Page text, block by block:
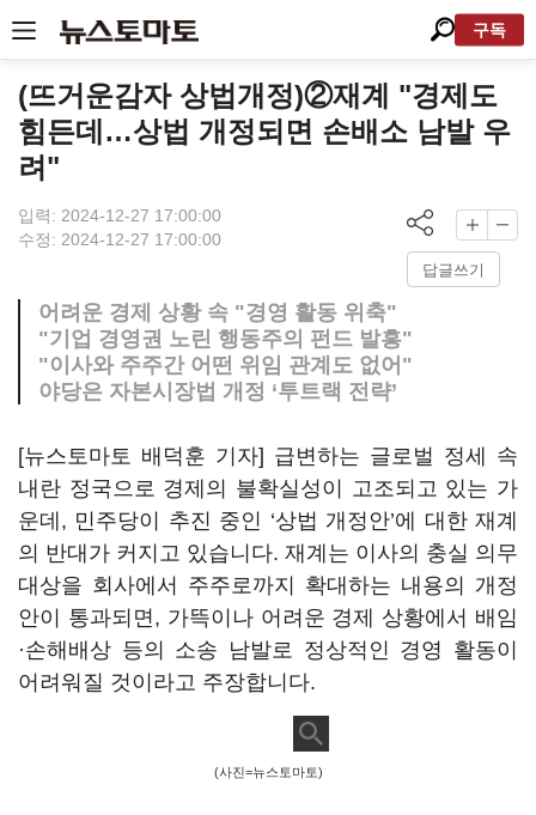
구독
(뜨거운감자 상법개정)②재계 "경제도
힘든데…상법 개정되면 손배소 남발 우
려"
입력: 2024-12-27 17:00:00
수정: 2024-12-27 17:00:00
답글쓰기
어려운 경제 상황 속 "경영 활동 위축"
"기업 경영권 노린 행동주의 펀드 발흥"
"이사와 주주간 어떤 위임 관계도 없어"
야당은 자본시장법 개정 ‘투트랙 전략’
[뉴스토마토 배덕훈 기자] 급변하는 글로벌 정세 속
내란 정국으로 경제의 불확실성이 고조되고 있는 가
운데 , 민주당이 추진 중인 ‘상법 개정안’에 대한 재계
의 반대가 커지고 있습니다. 재계는 이사의 충실 의무
대상을 회사에서 주주로까지 확대하는 내용의 개정
안이 통과되면, 가뜩이나 어려운 경제 상황에서 배임
·손해배상 등의 소송 남발로 정상적인 경영 활동이
어려워질 것이라고 주장합니다.
(사진=뉴스토마토)